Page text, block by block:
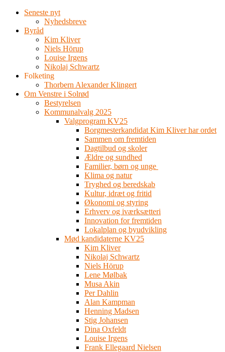
Seneste nyt
Nyhedsbreve
Byråd
Kim Kliver
Niels Hörup
Louise Irgens
Nikolaj Schwartz
Folketing
Thorbern Alexander Klingert
Om Venstre i Solrød
Bestyrelsen
Kommunalvalg 2025
Valgprogram KV25
Borgmesterkandidat Kim Kliver har ordet
Sammen om fremtiden
Dagtilbud og skoler
Ældre og sundhed
Familier, børn og unge
Klima og natur
Tryghed og beredskab
Kultur, idræt og fritid
Økonomi og styring
Erhverv og iværksætteri
Innovation for fremtiden
Lokalplan og byudvikling
Mød kandidaterne KV25
Kim Kliver
Nikolaj Schwartz
Niels Hörup
Lene Mølbak
Musa Akin
Per Dahlin
Alan Kampman
Henning Madsen
Stig Johansen
Dina Oxfeldt
Louise Irgens
Frank Ellegaard Nielsen